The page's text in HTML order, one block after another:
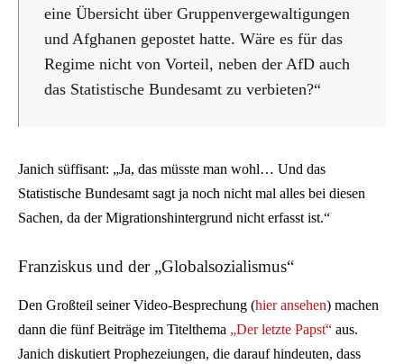
eine Übersicht über Gruppenvergewaltigungen
und Afghanen gepostet hatte. Wäre es für das
Regime nicht von Vorteil, neben der AfD auch
das Statistische Bundesamt zu verbieten?“
Janich süffisant: „Ja, das müsste man wohl… Und das
Statistische Bundesamt sagt ja noch nicht mal alles bei diesen
Sachen, da der Migrationshintergrund nicht erfasst ist.“
Franziskus und der „Globalsozialismus“
Den Großteil seiner Video-Besprechung (hier ansehen) machen
dann die fünf Beiträge im Titelthema „Der letzte Papst“ aus.
Janich diskutiert Prophezeiungen, die darauf hindeuten, dass